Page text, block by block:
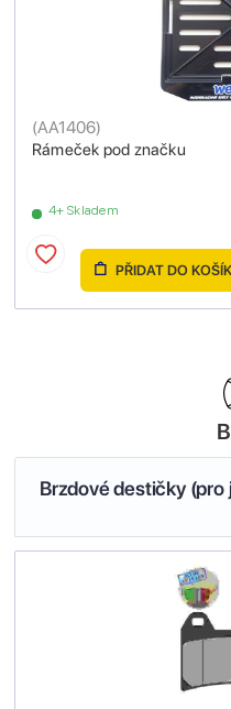
Rámeček pod značku
(AA1406)
4+ Skladem
PŘIDAT DO
Brzdové destičky